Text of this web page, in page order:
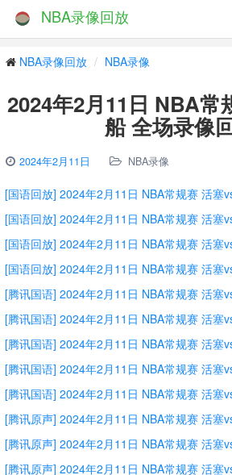
NBA录像回放
NBA录像回放 NBA录像
2024年2月11日 NBA常
船 全场录像
2024年2月11日 NBA录像
[国语回放] 2024年2月11日 NBA常规赛 活塞
[国语回放] 2024年2月11日 NBA常规赛 活塞
[国语回放] 2024年2月11日 NBA常规赛 活塞
[国语回放] 2024年2月11日 NBA常规赛 活塞
[腾讯国语] 2024年2月11日 NBA常规赛 活塞
[腾讯国语] 2024年2月11日 NBA常规赛 活塞
[腾讯国语] 2024年2月11日 NBA常规赛 活塞
[腾讯国语] 2024年2月11日 NBA常规赛 活塞
[腾讯国语] 2024年2月11日 NBA常规赛 活塞
[腾讯原声] 2024年2月11日 NBA常规赛 活塞
[腾讯原声] 2024年2月11日 NBA常规赛 活塞
[腾讯原声] 2024年2月11日 NBA常规赛 活塞